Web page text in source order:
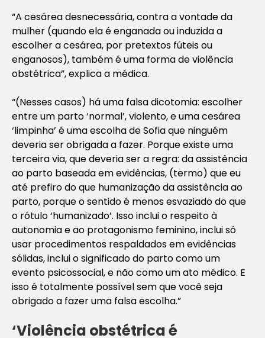
“A cesárea desnecessária, contra a vontade da
mulher (quando ela é enganada ou induzida a
escolher a cesárea, por pretextos fúteis ou
enganosos), também é uma forma de violência
obstétrica”, explica a médica.
“(Nesses casos) há uma falsa dicotomia: escolher
entre um parto ‘normal’, violento, e uma cesárea
‘limpinha’ é uma escolha de Sofia que ninguém
deveria ser obrigada a fazer. Porque existe uma
terceira via, que deveria ser a regra: da assistência
ao parto baseada em evidências, (termo) que eu
até prefiro do que humanização da assistência ao
parto, porque o sentido é menos esvaziado do que
o rótulo ‘humanizado’. Isso inclui o respeito à
autonomia e ao protagonismo feminino, inclui só
usar procedimentos respaldados em evidências
sólidas, inclui o significado do parto como um
evento psicossocial, e não como um ato médico. E
isso é totalmente possível sem que você seja
obrigado a fazer uma falsa escolha.”
‘Violência obstétrica é